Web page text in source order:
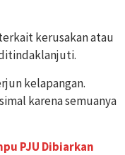
kerusakan atau
kelapangan.
karena semuanya
PJU Dibiarkan